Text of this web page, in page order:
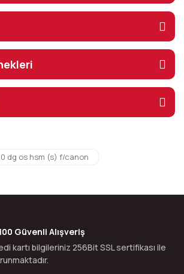
dg os hsm (s) f/canon
Güvenli Alışveriş
kartı bilgileriniz 256Bit SSL sertifikası ile